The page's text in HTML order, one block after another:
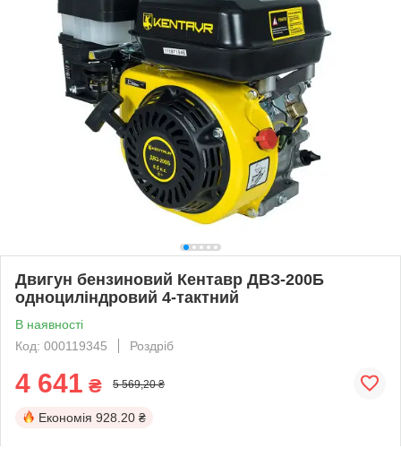
Двигун бензиновий Кентавр ДВЗ-200Б
одноциліндровий 4-тактний
В наявності
Код: 000119345
Роздріб
4 641 ₴ 5 569,20 ₴
Економія 928.20 ₴